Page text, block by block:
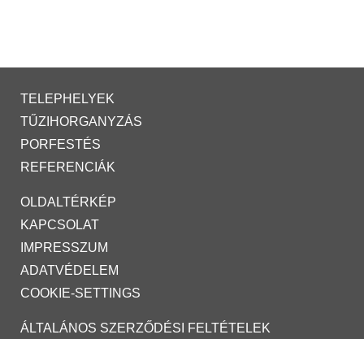
TELEPHELYEK
TŰZIHORGANYZÁS
PORFESTÉS
REFERENCIÁK
OLDALTÉRKÉP
KAPCSOLAT
IMPRESSZUM
ADATVÉDELEM
COOKIE-SETTINGS
ÁLTALÁNOS SZERZŐDÉSI FELTÉTELEK